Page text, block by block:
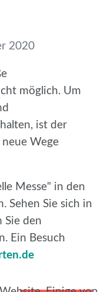
2020
möglich. Um
ist der
Wege
Messe" in den
Sehen Sie sich in
Sie den
Ein Besuch